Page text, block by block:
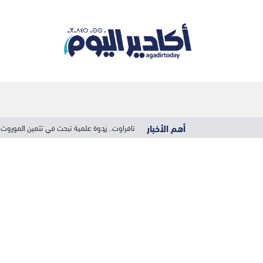
أهم الأخبار
تافراوت.. ندوة علمية تبحث في تثمين